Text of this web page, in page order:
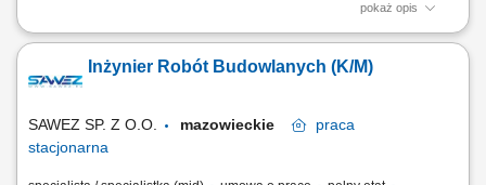
pokaż opis
Prowadzenie kursu / szkolenia z zakresu - Pierwsza pomoc
działania: cała Polska;
Inżynier Robót Budowlanych (K/M)
SAWEZ SP. Z O.O. mazowieckie
praca
stacjonarna